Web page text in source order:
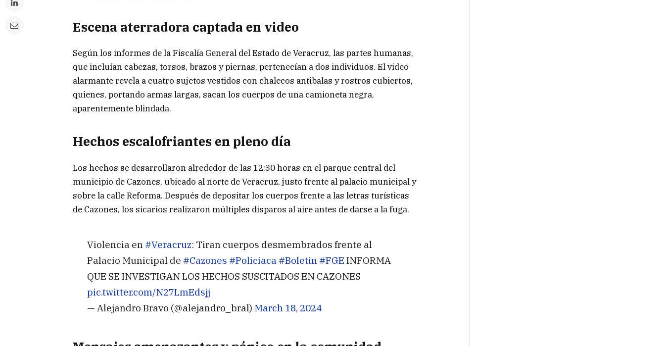
Escena aterradora captada en video
Según los informes de la Fiscalía General del Estado de Veracruz, las partes humanas,
que incluían cabezas, torsos, brazos y piernas, pertenecían a dos individuos. El video
alarmante revela a cuatro sujetos vestidos con chalecos antibalas y rostros cubiertos,
quienes, portando armas largas, sacan los cuerpos de una camioneta negra,
aparentemente blindada.
Hechos escalofriantes en pleno día
Los hechos se desarrollaron alrededor de las 12:30 horas en el parque central del
municipio de Cazones, ubicado al norte de Veracruz, justo frente al palacio municipal y
sobre la calle Reforma. Después de depositar los cuerpos frente a las letras turísticas
de Cazones, los sicarios realizaron múltiples disparos al aire antes de darse a la fuga.
Violencia en #Veracruz: Tiran cuerpos desmembrados frente al
Palacio Municipal de #Cazones #Policiaca #Boletin #FGE INFORMA
QUE SE INVESTIGAN LOS HECHOS SUSCITADOS EN CAZONES
pic.twitter.com/N27LmEdsjj
— Alejandro Bravo (@alejandro_bral) March 18, 2024